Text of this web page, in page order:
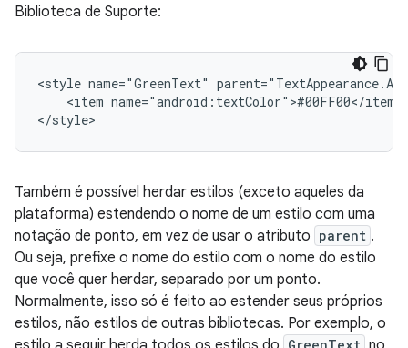
Biblioteca de Suporte:
<style name="GreenText"
<item name="android:textColor">#00FF00</item>
</style>
Também é possível herdar estilos (exceto aqueles da
plataforma) estendendo o nome de um estilo com uma
notação de ponto, em vez de usar o atributo parent .
Ou seja, prefixe o nome do estilo com o nome do estilo
que você quer herdar, separado por um ponto.
Normalmente, isso só é feito ao estender seus próprios
estilos, não estilos de outras bibliotecas. Por exemplo, o